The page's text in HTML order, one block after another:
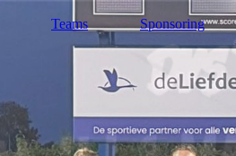
Teams Sponsoring